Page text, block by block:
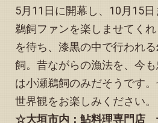
明けましておめでとうございます。
ました
2024.12.20
トップページを更新しました ＆ ｢
ージをいったん閉じました
2024.12.04
「予約状況」お知らせページの12月
した
5月11日に開幕し、10月15日
鵜飼ファンを楽しませてくれ
を待ち、漆黒の中で行われ
飼。昔ながらの漁法を、今
は小瀬鵜飼のみだそうです
世界観をお楽しみください。
☆大垣市内： 鮎料理専門店